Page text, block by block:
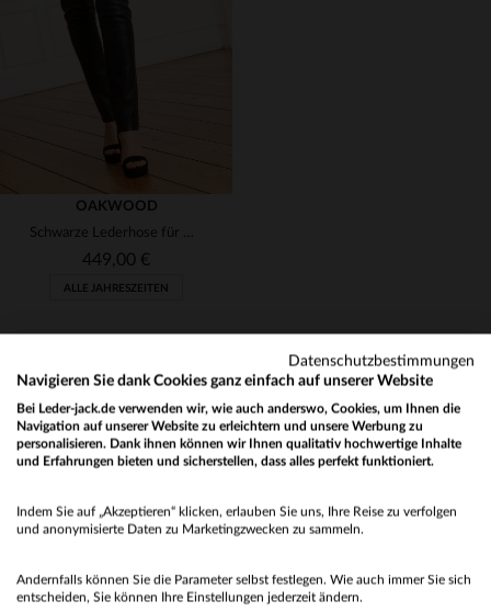
38
VERFÜGBARE GRÖSSEN
34
OAKWOOD
Schwarze Lederhose für Damen
449,00 €
ALLE JAHRESZEITEN
NEWSLETTER
OK
No
Datenschutzbestimmungen
Navigieren Sie dank Cookies ganz einfach auf unserer Website
Bei Leder-jack.de verwenden wir, wie auch anderswo, Cookies, um Ihnen die
Navigation auf unserer Website zu erleichtern und unsere Werbung zu
personalisieren. Dank ihnen können wir Ihnen qualitativ hochwertige Inhalte
und Erfahrungen bieten und sicherstellen, dass alles perfekt funktioniert.
Indem Sie auf „Akzeptieren“ klicken, erlauben Sie uns, Ihre Reise zu verfolgen
und anonymisierte Daten zu Marketingzwecken zu sammeln.
Andernfalls können Sie die Parameter selbst festlegen. Wie auch immer Sie sich
entscheiden, Sie können Ihre Einstellungen jederzeit ändern.